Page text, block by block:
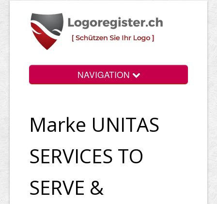
NAVIGATION
Login
Preise
Rechtliche Infos
Marke UNITAS
SERVICES TO
SERVE &